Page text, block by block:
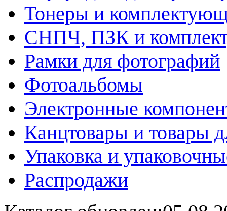
Тонеры и
СНПЧ, ПЗК и
Рамки для фотографий
Фотоальбомы
Электронные
Канцтовары и товары
Упаковка и
Распродажи